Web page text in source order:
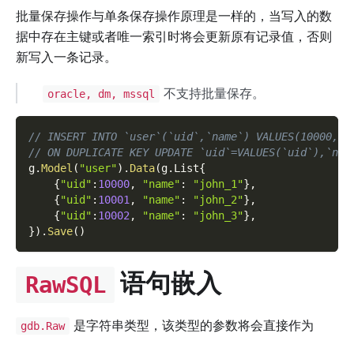
批量保存操作与单条保存操作原理是一样的，当写入的数
据中存在主键或者唯一索引时将会更新原有记录值，否则
新写入一条记录。
oracle, dm, mssql 不支持批量保存。
// INSERT INTO `user`(`uid`,`name`)
// ON DUPLICATE KEY UPDATE
g.Model ( "user") . Data(g. List{
{"uid" : 10000, "name" : "john_1"} ,
{"uid" : 10001 , "name" : "john_2"} ,
{"uid" : 10002 , "name" : "john_3"} ,
}) . Save( )
RawSQL 语句嵌入
gdb.Raw 是字符串类型，该类型的参数将会直接作为